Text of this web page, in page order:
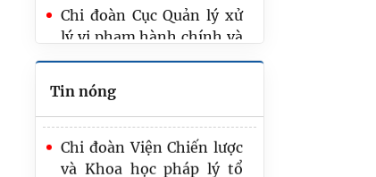
Chi đoàn Cục Quản lý xử
lý vi phạm hành chính và
theo dõi thi hành pháp
luật dâng hương tại
Nghĩa trang Liệt sĩ
Chi đoàn Cục Công nghệ
thông tin tổ chức sinh
Tin nóng
mạng tại xã Văn Giang,
tỉnh Hưng Yên
Chi đoàn Viện Chiến lược
và Khoa học pháp lý tổ
chức Cuộc thi “Bích báo
số” hưởng ứng ngày 26/3